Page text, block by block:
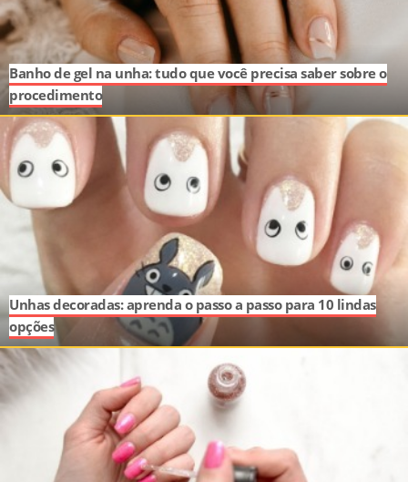
Banho de gel na unha: tudo que você precisa saber sobre o
procedimento
Unhas decoradas: aprenda o passo a passo para 10 lindas
opções